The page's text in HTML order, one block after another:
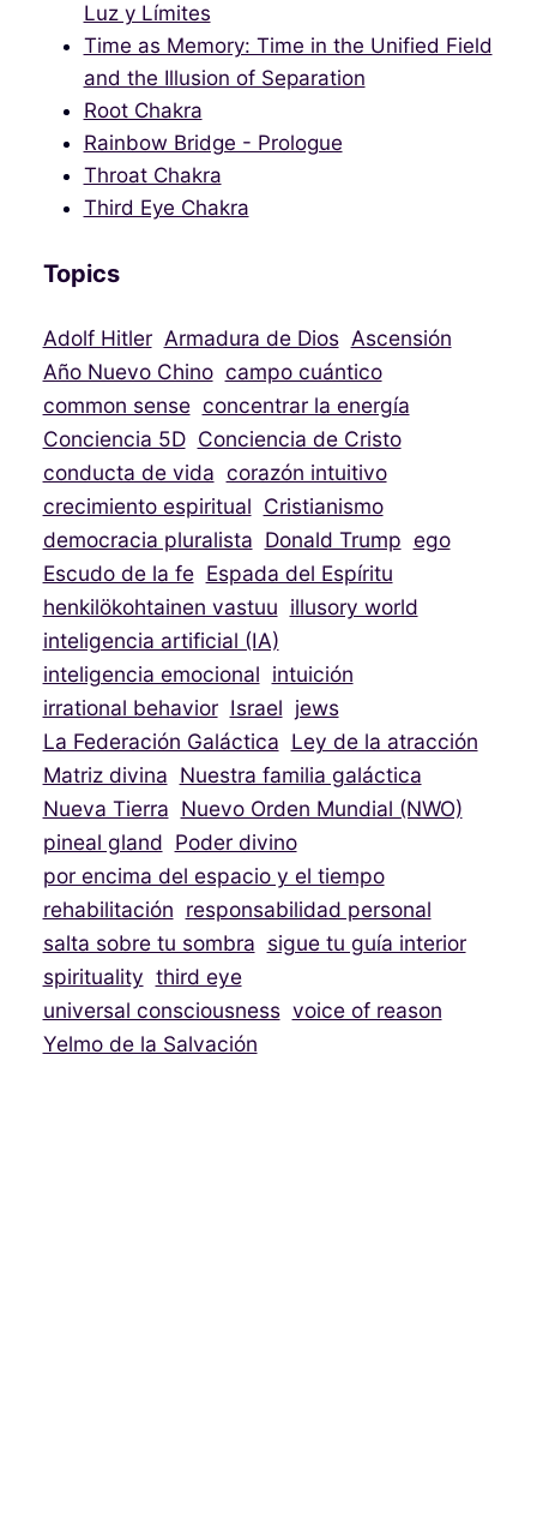
Luz y Límites
Time as Memory: Time in the Unified Field
and the Illusion of Separation
Root Chakra
Rainbow Bridge - Prologue
Throat Chakra
Third Eye Chakra
Topics
Adolf Hitler Armadura de Dios Ascensión
Año Nuevo Chino campo cuántico
common sense concentrar la energía
Conciencia 5D Conciencia de Cristo
conducta de vida corazón intuitivo
crecimiento espiritual Cristianismo
democracia pluralista Donald Trump ego
Escudo de la fe Espada del Espíritu
henkilökohtainen vastuu illusory world
inteligencia artificial (IA)
inteligencia emocional intuición
irrational behavior Israel jews
La Federación Galáctica Ley de la atracción
Matriz divina Nuestra familia galáctica
Nueva Tierra Nuevo Orden Mundial (NWO)
pineal gland Poder divino
por encima del espacio y el tiempo
rehabilitación responsabilidad personal
salta sobre tu sombra sigue tu guía interior
spirituality third eye
universal consciousness voice of reason
Yelmo de la Salvación